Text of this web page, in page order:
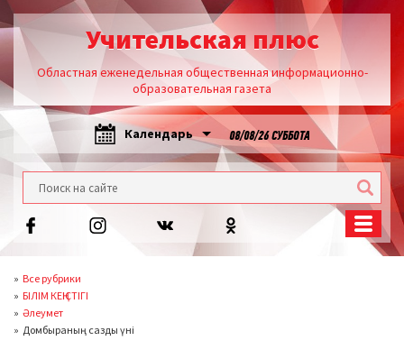
Учительская плюс
Областная еженедельная общественная информационно-
образовательная газета
Календарь 08/08/26 СУББОТА
Все рубрики
БІЛІМ КЕҢІСТІГІ
Әлеумет
Домбыраның сазды үні